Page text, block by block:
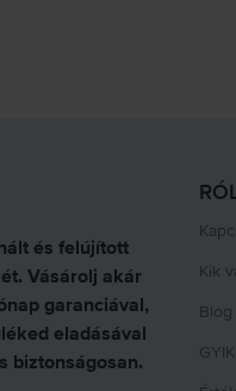
és felújított
Vásárolj akár
garanciával,
eladásával
biztonságosan.
Kik
Blog
GYIK